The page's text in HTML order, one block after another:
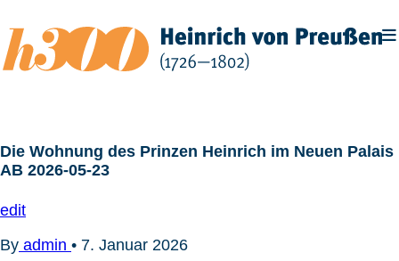
Inhalt
springen
Die Wohnung des Prinzen Heinrich im Neuen Palais
AB 2026-05-23
edit
By admin • 7. Januar 2026